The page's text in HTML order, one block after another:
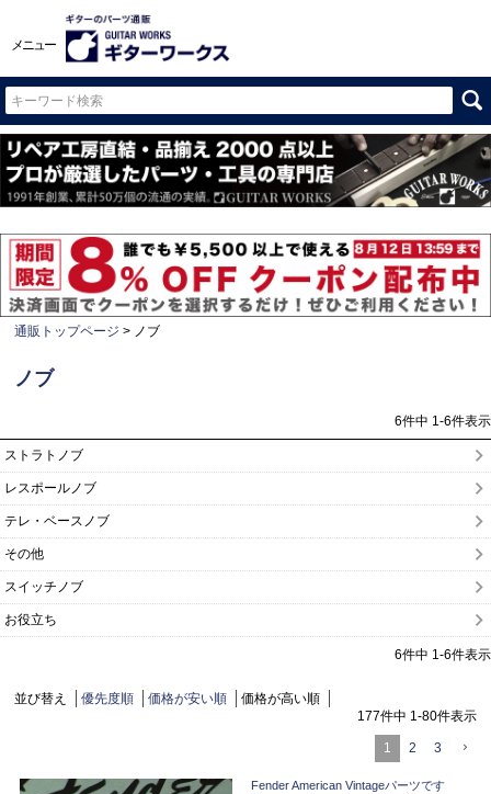
メニュー
通販トップページ ノブ
ノブ
6件中 1-6件表示
ストラトノブ
レスポールノブ
テレ・ベースノブ
その他
スイッチノブ
お役立ち
6件中 1-6件表示
並び替え 優先度順 価格が安い順
価格が高い順
177件中 1-80件表示
1 2 3
Fender American Vintageパーツです